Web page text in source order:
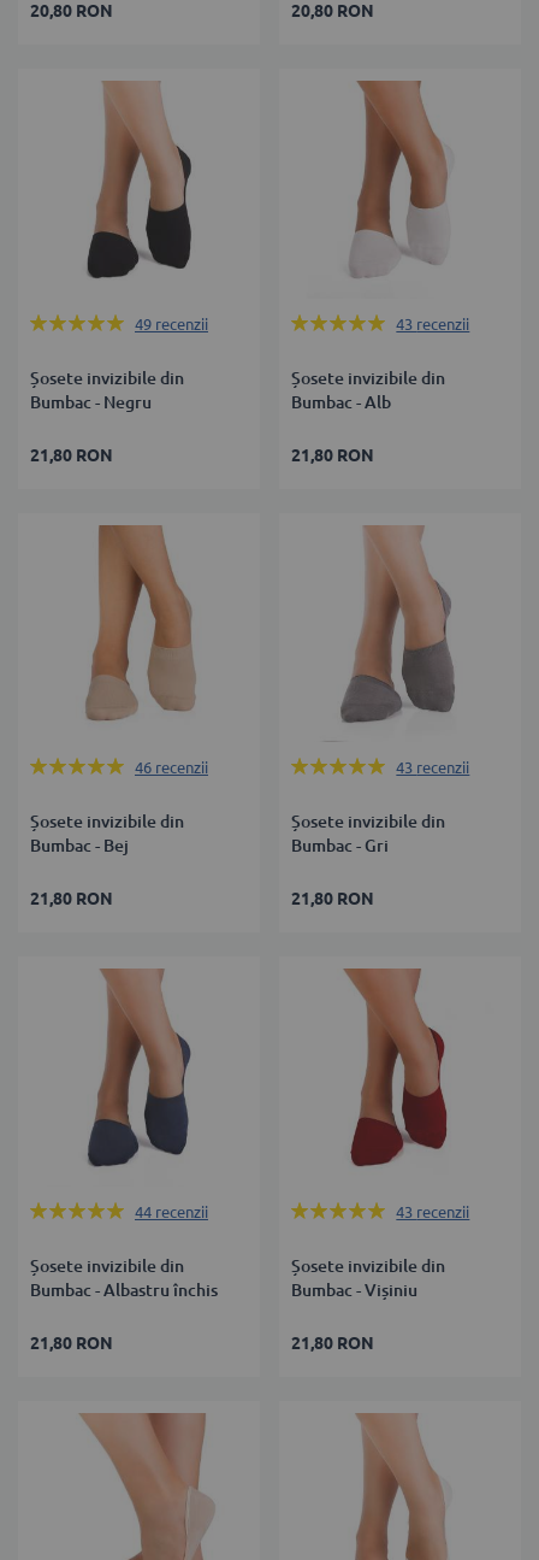
20,80 RON 20,80 RON
Rating:
49 recenzii
Șosete invizibile din
Bumbac - Negru
21,80 RON
Rating:
43 recenzii
Șosete invizibile din
Bumbac - Alb
21,80 RON
Rating:
46 recenzii
Șosete invizibile din
Bumbac - Bej
21,80 RON
Rating:
43 recenzii
Șosete invizibile din
Bumbac - Gri
21,80 RON
Rating:
44 recenzii
Șosete invizibile din
Bumbac - Albastru închis
21,80 RON
Rating:
43 recenzii
Șosete invizibile din
Bumbac - Vișiniu
21,80 RON